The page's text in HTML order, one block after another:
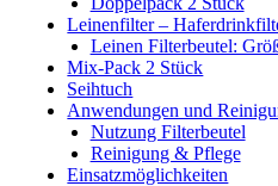
Leinenfilter –
Leinen Filterbeutel:
Mix-Pack 2 Stück
Seihtuch
Anwendungen und
Nutzung Filterbeutel
Reinigung & Pflege
Einsatzmöglichkeiten